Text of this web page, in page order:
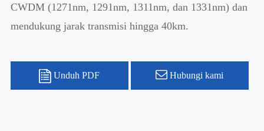
CWDM (1271nm, 1291nm, 1311nm, dan 1331nm) dan
mendukung jarak transmisi hingga 40km.
Unduh PDF Hubungi kami